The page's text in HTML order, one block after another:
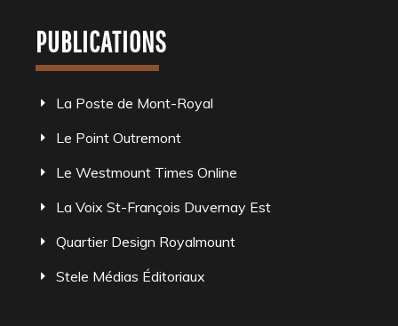
PUBLICATIONS
La Poste de Mont-Royal
Le Point Outremont
Le Westmount Times Online
La Voix St-François Duvernay Est
Quartier Design Royalmount
Stele Médias Éditoriaux